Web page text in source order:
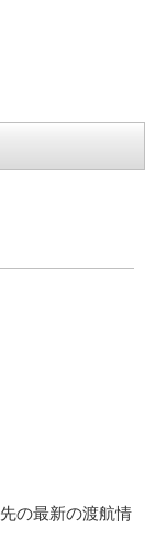
の最新の渡航情